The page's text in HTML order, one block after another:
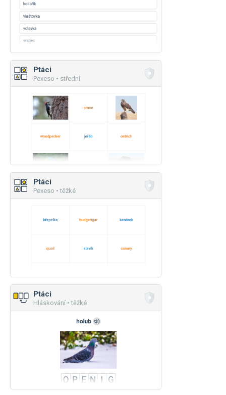
Ptáci
Pexeso • střední
Ptáci
Pexeso • těžké
Ptáci
Hláskování • těžké